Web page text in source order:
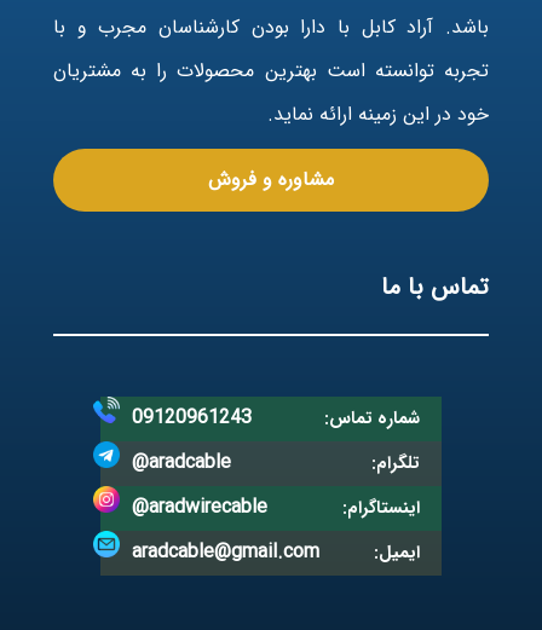
باشد. آراد کابل با دارا بودن کارشناسان مجرب و با
تجربه توانسته است بهترین محصولات را به مشتریان
خود در این زمینه ارائه نماید.
مشاوره و فروش
تماس با ما
شماره تماس: 09120961243
تلگرام: @aradcable
اینستاگرام: @aradwirecable
ایمیل: aradcable@gmail.com